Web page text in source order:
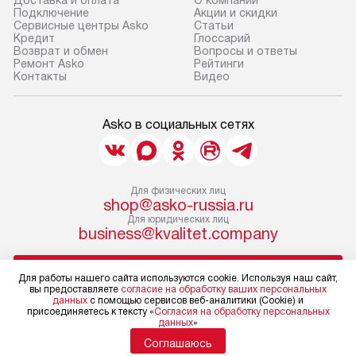
Подключение
Сервисные центры Asko
Кредит
Возврат и обмен
Ремонт Asko
Контакты
Акции и скидки
Статьи
Глоссарий
Вопросы и ответы
Рейтинги
Видео
Asko в социальных сетях
Для физических лиц
shop@asko-russia.ru
Для юридических лиц
business@kvalitet.company
Политика конфиденциальности
Условия продажи
Карта сайта
Для работы нашего сайта используются cookie. Используя наш сайт,
вы предоставляете согласие на обработку ваших персональных
данных с помощью сервисов веб-аналитики (Cookie) и
присоединяетесь к тексту «Согласия на обработку персональных
данных»
Соглашаюсь